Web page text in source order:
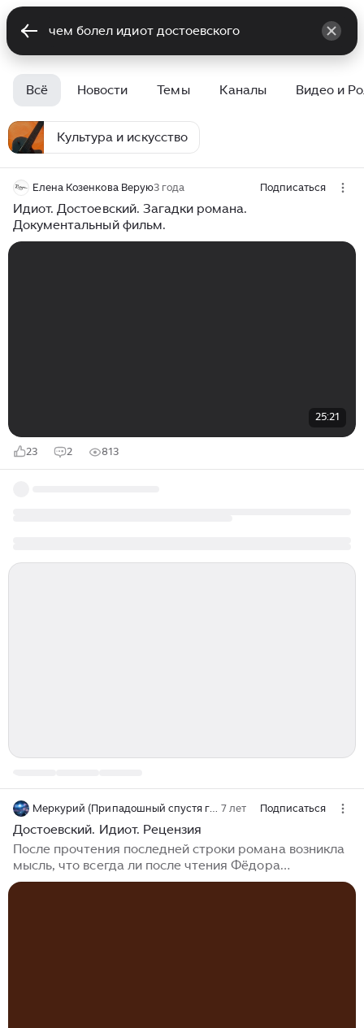
Всё Новости Темы Каналы Видео и
Культура и искусство
Елена Козенкова Верую3 года Подписаться
Идиот. Достоевский. Загадки романа.
Документальный фильм.
25:21
23 2 813
7 лет Подписаться
Достоевский. Идиот. Рецензия
После прочтения последней строки романа возникла
мысль, что всегда ли после чтения Фёдора
Михайловича внутри меня будет образовываться